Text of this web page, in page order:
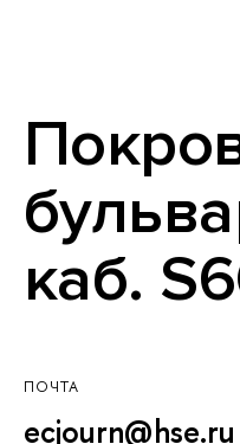
каб.
ПОЧТА
ecjourn@hse.ru